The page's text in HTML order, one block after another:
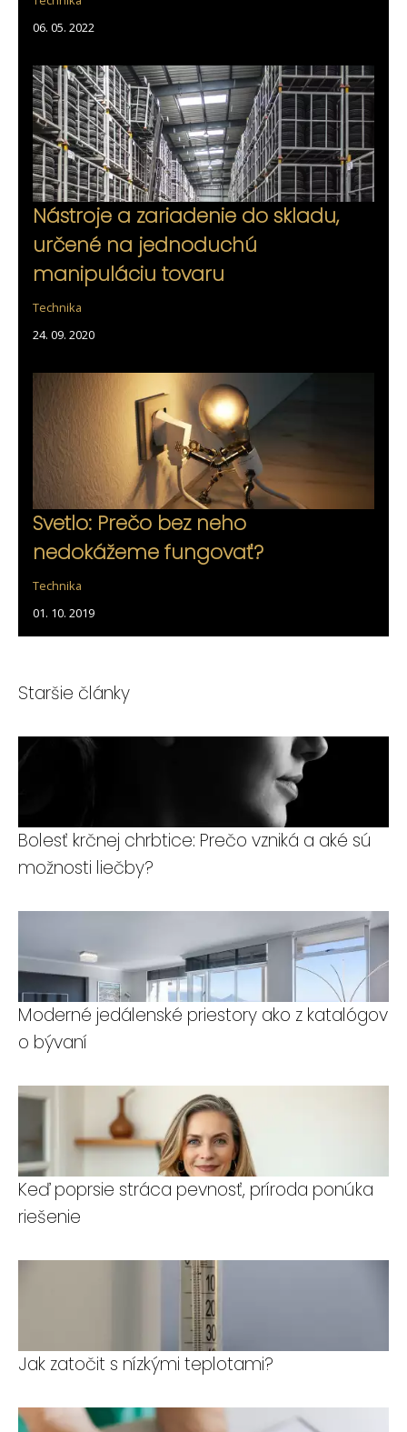
06. 05. 2022
Nástroje a zariadenie do skladu,
určené na jednoduchú
manipuláciu tovaru
Technika
24. 09. 2020
Svetlo: Prečo bez neho
nedokážeme fungovať?
Technika
01. 10. 2019
Staršie články
Bolesť krčnej chrbtice: Prečo vzniká a aké sú
možnosti liečby?
Moderné jedálenské priestory ako z katalógov
o bývaní
Keď poprsie stráca pevnosť, príroda ponúka
riešenie
Jak zatočit s nízkými teplotami?